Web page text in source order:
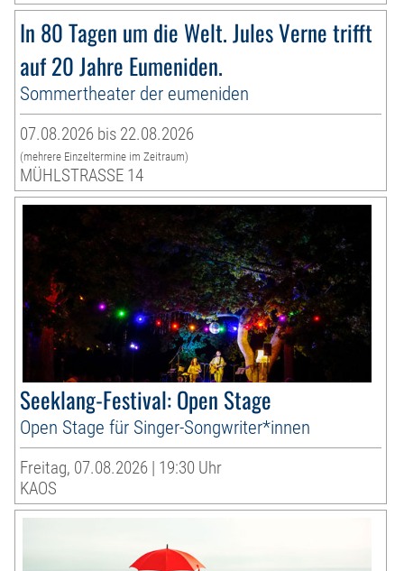
In 80 Tagen um die Welt. Jules Verne trifft
auf 20 Jahre Eumeniden.
Sommertheater der eumeniden
07.08.2026 bis 22.08.2026
(mehrere Einzeltermine im Zeitraum)
MÜHLSTRASSE 14
Seeklang-Festival: Open Stage
Open Stage für Singer-Songwriter*innen
Freitag, 07.08.2026 | 19:30 Uhr
KAOS